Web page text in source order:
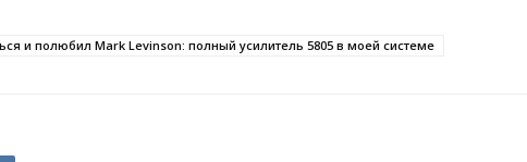
и полюбил Mark Levinson: полный усилитель 5805 в моей системе